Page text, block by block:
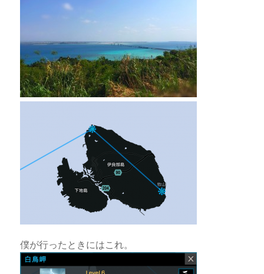
僕が行ったときにはこれ。